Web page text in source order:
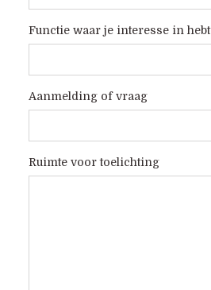
Functie waar je interesse in hebt
Aanmelding of vraag
Ruimte voor toelichting